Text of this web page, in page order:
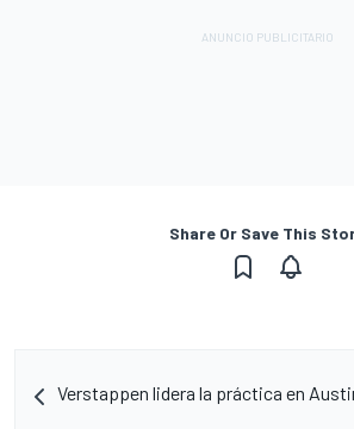
Share Or Save This
Verstappen lidera la práctica en